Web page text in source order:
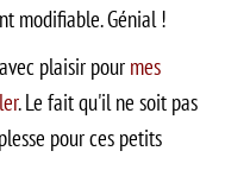
modifiable. Génial !
plaisir pour mes
. Le fait qu'il ne soit pas
pour ces petits